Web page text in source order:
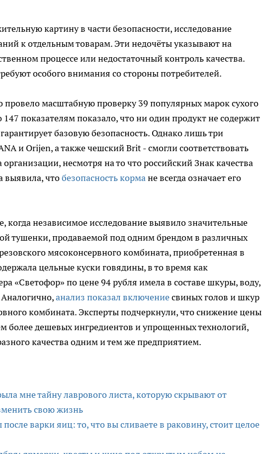
картину в части безопасности, исследование
к отдельным товарам. Эти недочёты указывают на
процессе или недостаточный контроль качества.
особого внимания со стороны потребителей.
провело масштабную проверку 39 популярных марок сухого
показателям показало, что ни один продукт не содержит
базовую безопасность. Однако лишь три
и Orijen, а также чешский Brit - смогли соответствовать
несмотря на то что российский Знак качества
выявила, чтобезопасность кормане всегда означает его
когда независимое исследование выявило значительные
тушенки, продаваемой под одним брендом в различных
мясоконсервного комбината, приобретенная в
цельные куски говядины, в то время как
«Светофор» по цене 94 рубля имела в составе шкуры, воду,
анализ показал включениесвиных голов и шкур
комбината. Эксперты подчеркнули, что снижение цены
более дешевых ингредиентов и упрощенных технологий,
качества одним и тем же предприятием.
мне тайну лаврового листа, которую скрывают от
свою жизнь
варки яиц: то, что вы сливаете в раковину, стоит целое